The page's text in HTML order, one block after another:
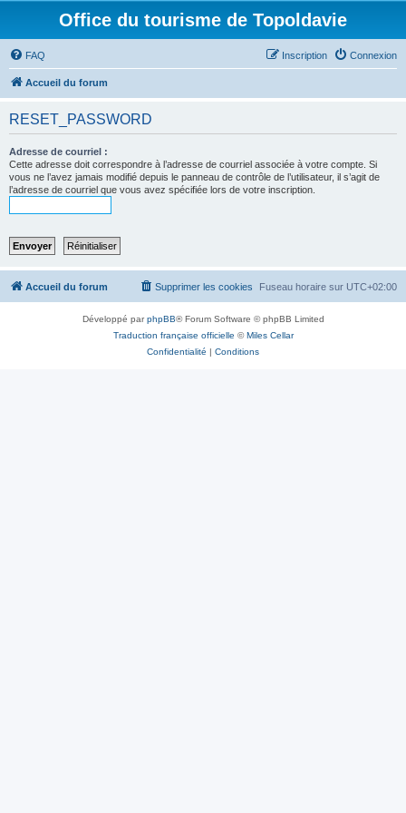
Office du tourisme de Topoldavie
FAQ Connexion
Inscription
Accueil du forum
RESET_PASSWORD
Adresse de courriel :
Cette adresse doit correspondre à l’adresse de courriel associée à votre compte. Si
vous ne l’avez jamais modifié depuis le panneau de contrôle de l’utilisateur, il s’agit de
l’adresse de courriel que vous avez spécifiée lors de votre inscription.
Accueil du forum Fuseau horaire sur UTC+02:00
Supprimer les cookies
Développé parphpBB® Forum Software © phpBB Limited
Traduction française officielle ©Miles Cellar
Confidentialité | Conditions